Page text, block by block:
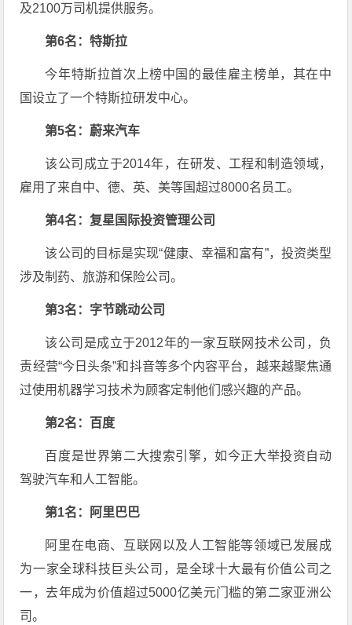
及2100万司机提供服务。
第6名：特斯拉
今年特斯拉首次上榜中国的最佳雇主榜单，其在中
国设立了一个特斯拉研发中心。
第5名：蔚来汽车
该公司成立于2014年，在研发、工程和制造领域，
雇用了来自中、德、英、美等国超过8000名员工。
第4名：复星国际投资管理公司
该公司的目标是实现“健康、幸福和富有”，投资类型
涉及制药、旅游和保险公司。
第3名：字节跳动公司
该公司是成立于2012年的一家互联网技术公司，负
责经营“今日头条”和抖音等多个内容平台，越来越聚焦通
过使用机器学习技术为顾客定制他们感兴趣的产品。
第2名：百度
百度是世界第二大搜索引擎，如今正大举投资自动
驾驶汽车和人工智能。
第1名：阿里巴巴
阿里在电商、互联网以及人工智能等领域已发展成
为一家全球科技巨头公司，是全球十大最有价值公司之
一，去年成为价值超过5000亿美元门槛的第二家亚洲公
司。